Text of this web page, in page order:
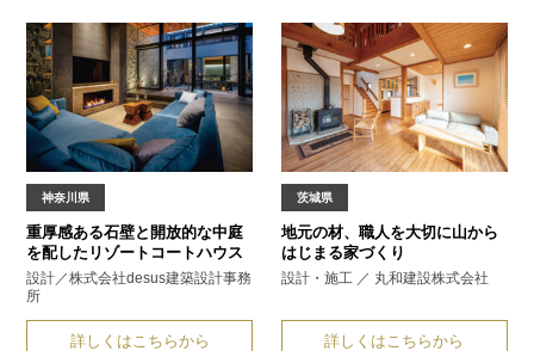
神奈川県
重厚感ある石壁と開放的な中庭
を配した リゾートコートハウス
設計／株式会社desus建築設計事務
所
詳しくはこちらから
茨城県
地元の材、職人を大切に山から
はじまる家づくり
設計・施工 ／ 丸和建設株式会社
詳しくはこちらから